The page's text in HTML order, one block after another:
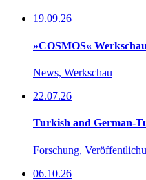
19.09.26
»COSMOS«
News, Werkschau
22.07.26
Turkish and German-
Forschung,
06.10.26